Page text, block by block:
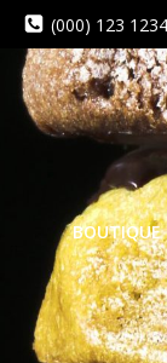
(000) 123
BOUTIQUE